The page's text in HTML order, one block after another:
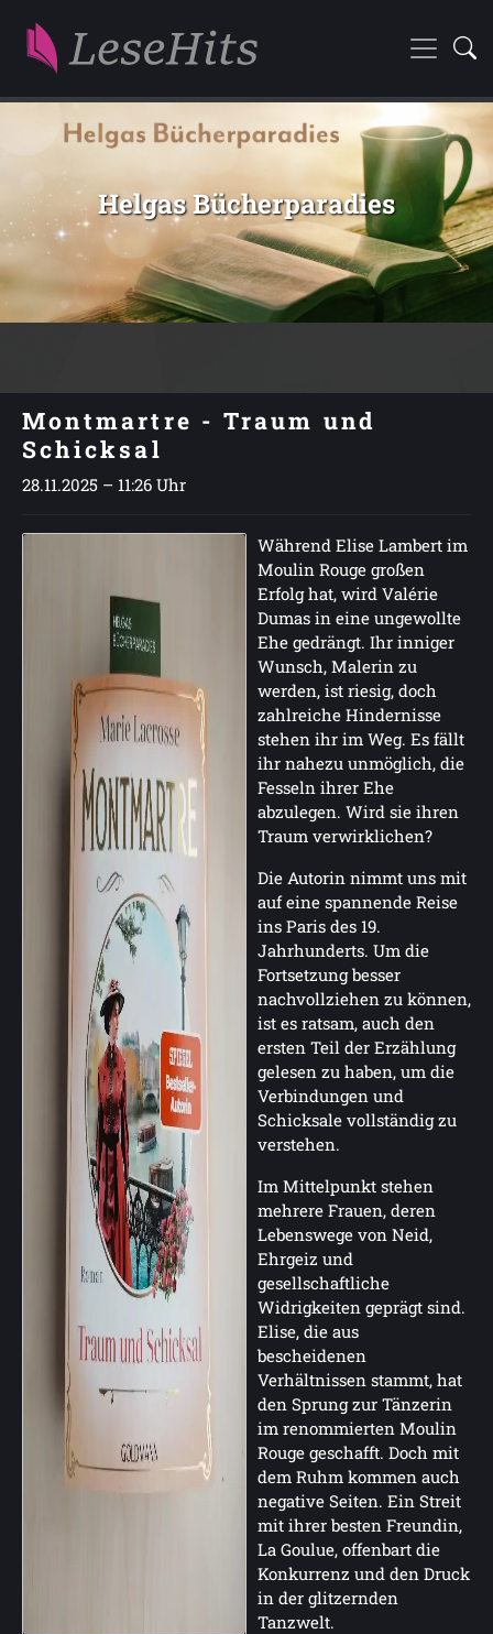
Helgas Bücherparadies
Montmartre - Traum und
Schicksal
28.11.2025 – 11:26 Uhr
Während Elise Lambert im
Moulin Rouge großen
Erfolg hat, wird Valérie
Dumas in eine ungewollte
Ehe gedrängt. Ihr inniger
Wunsch, Malerin zu
werden, ist riesig, doch
zahlreiche Hindernisse
stehen ihr im Weg. Es fällt
ihr nahezu unmöglich, die
Fesseln ihrer Ehe
abzulegen. Wird sie ihren
Traum verwirklichen?
Die Autorin nimmt uns mit
auf eine spannende Reise
ins Paris des 19.
Jahrhunderts. Um die
Fortsetzung besser
nachvollziehen zu können,
ist es ratsam, auch den
ersten Teil der Erzählung
gelesen zu haben, um die
Verbindungen und
Schicksale vollständig zu
verstehen.
Im Mittelpunkt stehen
mehrere Frauen, deren
Lebenswege von Neid,
Ehrgeiz und
gesellschaftliche
Widrigkeiten geprägt sind.
Elise, die aus
bescheidenen
Verhältnissen stammt, hat
den Sprung zur Tänzerin
im renommierten Moulin
Rouge geschafft. Doch mit
dem Ruhm kommen auch
negative Seiten. Ein Streit
mit ihrer besten Freundin,
La Goulue, offenbart die
Konkurrenz und den Druck
in der glitzernden
Tanzwelt.